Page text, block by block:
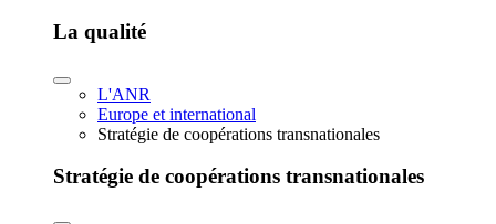
La qualité
L'ANR
Europe et international
Stratégie de coopérations transnationales
Stratégie de coopérations transnationales